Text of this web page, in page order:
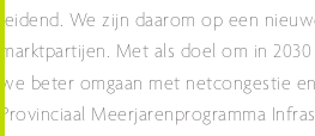
leidend. We zijn daarom op een
marktpartijen. Met als doel om in
we beter omgaan met netcongestie
Provinciaal Meerjarenprogramma